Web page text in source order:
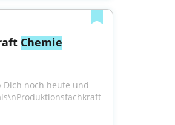
Chemie
Dich noch heute und
komm zu uns ins Team als\nProduktionsfachkraft